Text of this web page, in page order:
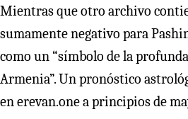
Mientras que otro archivo
sumamente negativo para
como un “símbolo de la
Armenia”. Un pronóstico
en erevan.one a principios de